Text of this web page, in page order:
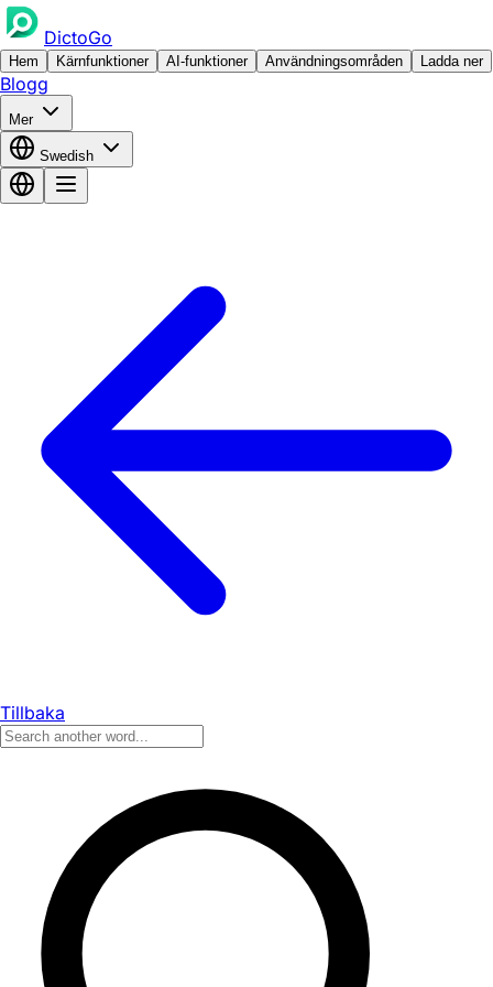
DictoGo
Hem Kärnfunktioner AI-funktioner Användningsområden Ladda ner
Blogg
Mer
Swedish
Tillbaka